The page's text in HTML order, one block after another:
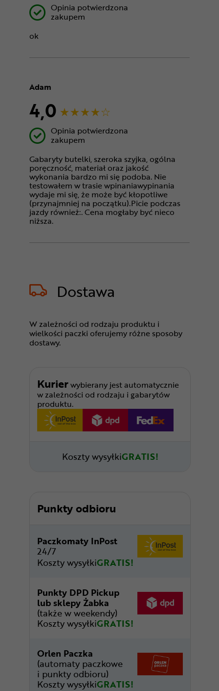
Opinia potwierdzona
zakupem
ok
Adam
4,0
Opinia potwierdzona
zakupem
Gabaryty butelki, szeroka szyjka, ogólna
poręczność, materiał oraz jakość
wykonania bardzo mi się podoba. Nie
testowałem w trasie wpinaniawypinania
wydaje mi się, że może być kłopotliwe
(przynajmniej na początku).Picie podczas
jazdy również:. Cena mogłaby być nieco
niższa.
Dostawa
W zależności od rodzaju produktu i
wielkości paczki oferujemy różne sposoby
dostawy.
Kurierwybierany jest automatycznie
w zależności od rodzaju i gabarytów
produktu.
Koszty wysyłkiGRATIS!
Punkty odbioru
Paczkomaty InPost
24/7
Koszty wysyłkiGRATIS!
Punkty DPD Pickup
lub sklepy Żabka
(także w weekendy)
Koszty wysyłkiGRATIS!
Orlen Paczka
(automaty paczkowe
i punkty odbioru)
Koszty wysyłkiGRATIS!